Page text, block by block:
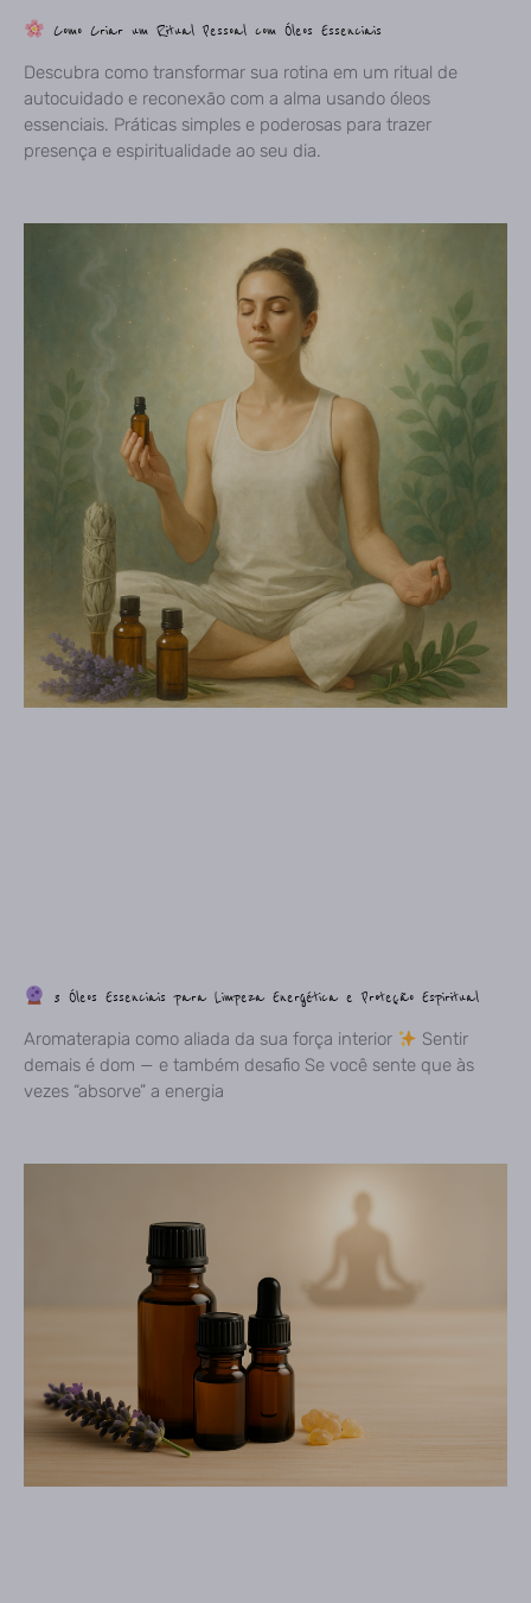
Como Criar um Ritual Pessoal com Óleos Essenciais
Descubra como transformar sua rotina em um ritual de
autocuidado e reconexão com a alma usando óleos
essenciais. Práticas simples e poderosas para trazer
presença e espiritualidade ao seu dia.
3 Óleos Essenciais para Limpeza Energética e Proteção Espiritual
Aromaterapia como aliada da sua força interior
Sentir
demais é dom — e também desafio Se você sente que às
vezes “absorve” a energia